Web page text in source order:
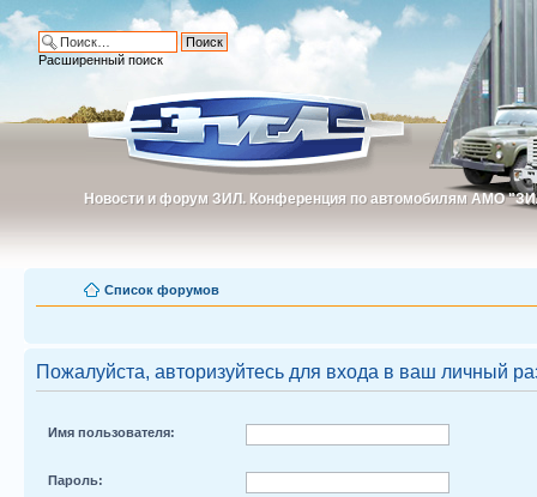
Новости и форум ЗИЛ. Конференция по автомобилям АМО
Новости и форум ЗИЛ. Конференция по автомобилям АМО
Расширенный поиск
Список форумов
Пожалуйста, авторизуйтесь для входа в ваш личный
Имя пользователя:
Пароль: